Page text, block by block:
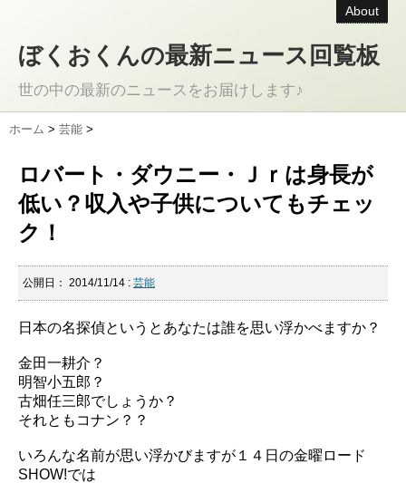
About
ぼくおくんの最新ニュース回覧板
世の中の最新のニュースをお届けします♪
ホーム > 芸能 >
ロバート・ダウニー・Ｊｒは身長が
低い？収入や子供についてもチェッ
ク！
公開日： 2014/11/14 : 芸能
日本の名探偵というとあなたは誰を思い浮かべますか？
金田一耕介？
明智小五郎？
古畑任三郎でしょうか？
それともコナン？？
いろんな名前が思い浮かびますが１４日の金曜ロード
SHOW!では